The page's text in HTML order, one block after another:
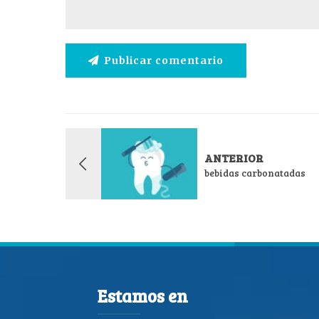
Publicar comentario
ANTERIOR
bebidas carbonatadas
Estamos en